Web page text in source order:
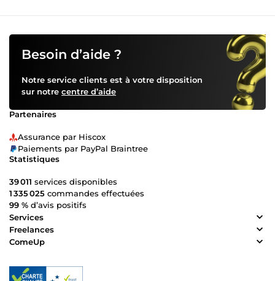
Besoin d’aide ?
Notre service clients est à votre disposition
sur notre centre d’aide
Partenaires
Assurance par Hiscox
Paiements par PayPal Braintree
Statistiques
39 011 services disponibles
1 335 025 commandes effectuées
99 % d’avis positifs
Services
Freelances
ComeUp